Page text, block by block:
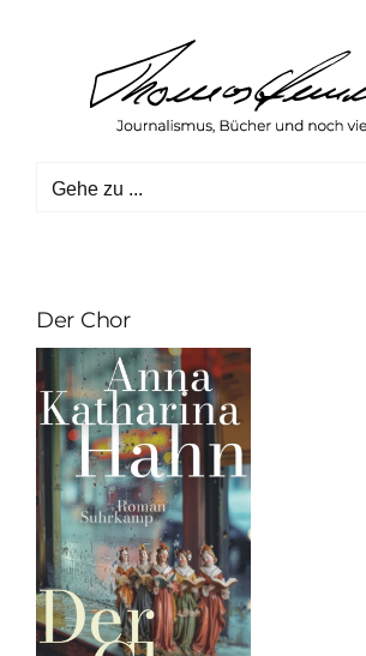
springen
Gehe zu ...
Der Chor